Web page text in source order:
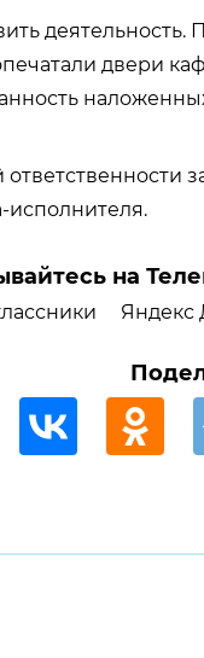
деятельность.
двери
исполнителя.
на
Яндекс